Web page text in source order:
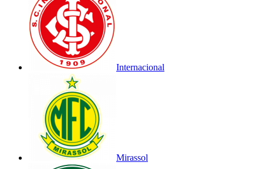
Internacional
Mirassol